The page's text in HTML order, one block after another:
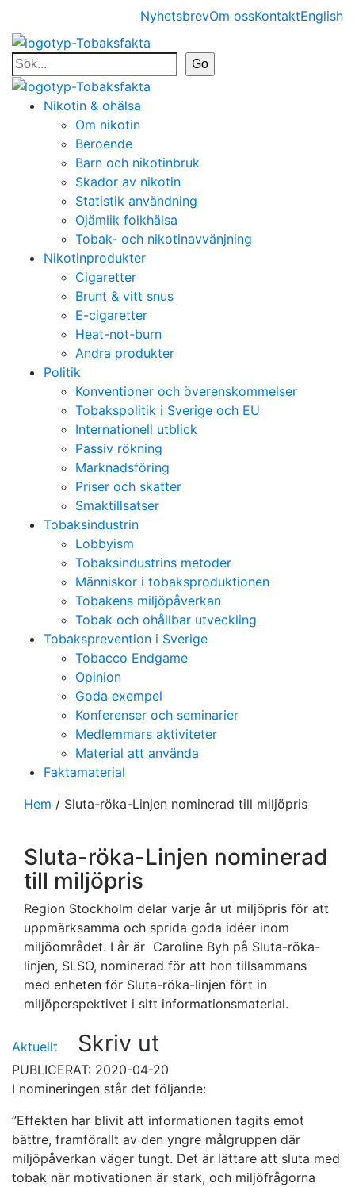
NyhetsbrevOm ossKontaktEnglish
Nikotin & ohälsa
Om nikotin
Beroende
Barn och nikotinbruk
Skador av nikotin
Statistik användning
Ojämlik folkhälsa
Tobak- och nikotinavvänjning
Nikotinprodukter
Cigaretter
Brunt & vitt snus
E-cigaretter
Heat-not-burn
Andra produkter
Politik
Konventioner och överenskommelser
Tobakspolitik i Sverige och EU
Internationell utblick
Passiv rökning
Marknadsföring
Priser och skatter
Smaktillsatser
Tobaksindustrin
Lobbyism
Tobaksindustrins metoder
Människor i tobaksproduktionen
Tobakens miljöpåverkan
Tobak och ohållbar utveckling
Tobaksprevention i Sverige
Tobacco Endgame
Opinion
Goda exempel
Konferenser och seminarier
Medlemmars aktiviteter
Material att använda
Faktamaterial
Hem / Sluta-röka-Linjen nominerad till miljöpris
Sluta-röka-Linjen nominerad
till miljöpris
Region Stockholm delar varje år ut miljöpris för att
uppmärksamma och sprida goda idéer inom
miljöområdet. I år är Caroline Byh på Sluta-röka-
linjen, SLSO, nominerad för att hon tillsammans
med enheten för Sluta-röka-linjen fört in
miljöperspektivet i sitt informationsmaterial.
Aktuellt Skriv ut
PUBLICERAT: 2020-04-20
I nomineringen står det följande:
”Effekten har blivit att informationen tagits emot
bättre, framförallt av den yngre målgruppen där
miljöpåverkan väger tungt. Det är lättare att sluta med
tobak när motivationen är stark, och miljöfrågorna